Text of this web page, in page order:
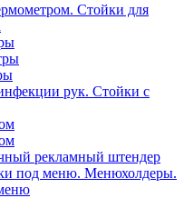
Стойки для
рук. Стойки с
рекламный штендер
под меню. Менюхолдеры.